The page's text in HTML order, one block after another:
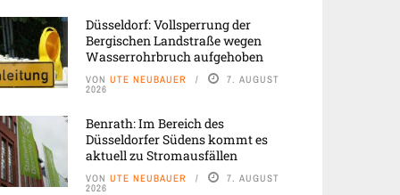
Düsseldorf: Vollsperrung der
Bergischen Landstraße wegen
Wasserrohrbruch aufgehoben
VON UTE NEUBAUER 7. AUGUST
2026
Benrath: Im Bereich des
Düsseldorfer Südens kommt es
aktuell zu Stromausfällen
VON UTE NEUBAUER 7. AUGUST
2026